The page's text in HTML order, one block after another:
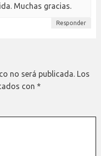
Muchas gracias.
Responder
no será publicada. Los
con *